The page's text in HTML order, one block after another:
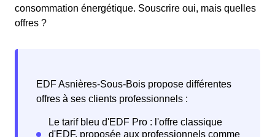
consommation énergétique. Souscrire oui, mais quelles
offres ?
EDF Asnières-Sous-Bois propose différentes
offres à ses clients professionnels :